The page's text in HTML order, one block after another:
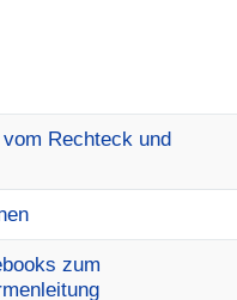
Rechteck und
zum